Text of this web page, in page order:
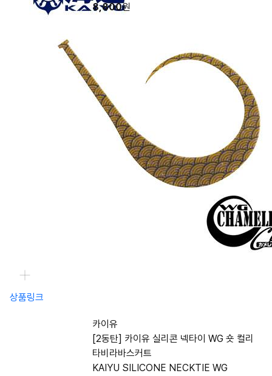
8,800원
상품링크
카이유
[2동탄] 카이유 실리콘 넥타이 WG 숏 컬리
타비라바스커트
KAIYU SILICONE NECKTIE WG